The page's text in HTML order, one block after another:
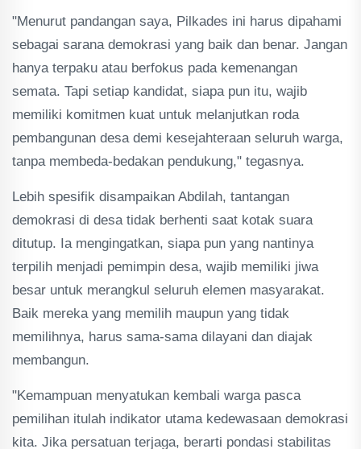
"Menurut pandangan saya, Pilkades ini harus dipahami
sebagai sarana demokrasi yang baik dan benar. Jangan
hanya terpaku atau berfokus pada kemenangan
semata. Tapi setiap kandidat, siapa pun itu, wajib
memiliki komitmen kuat untuk melanjutkan roda
pembangunan desa demi kesejahteraan seluruh warga,
tanpa membeda-bedakan pendukung," tegasnya.
Lebih spesifik disampaikan Abdilah, tantangan
demokrasi di desa tidak berhenti saat kotak suara
ditutup. Ia mengingatkan, siapa pun yang nantinya
terpilih menjadi pemimpin desa, wajib memiliki jiwa
besar untuk merangkul seluruh elemen masyarakat.
Baik mereka yang memilih maupun yang tidak
memilihnya, harus sama-sama dilayani dan diajak
membangun.
"Kemampuan menyatukan kembali warga pasca
pemilihan itulah indikator utama kedewasaan demokrasi
kita. Jika persatuan terjaga, berarti pondasi stabilitas